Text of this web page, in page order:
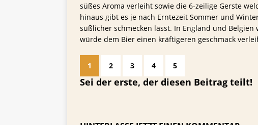
süßes Aroma verleiht sowie die 6-zeilige Gerste
hinaus gibt es je nach Erntezeit Sommer und
süßlicher schmecken lässt. In England und
würde dem Bier einen kräftigeren geschmack
1 2 3 4 5
Sei der erste, der diesen Beitrag teilt!